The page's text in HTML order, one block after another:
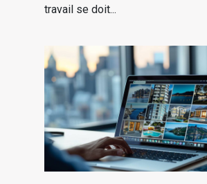
travail se doit...